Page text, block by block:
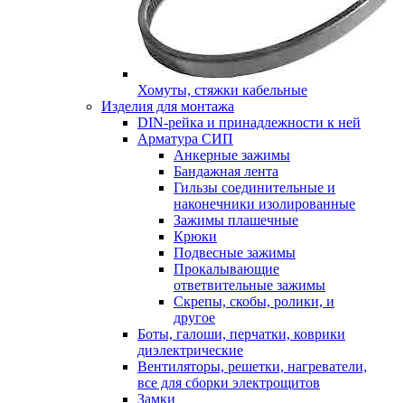
Хомуты, стяжки кабельные
Изделия для монтажа
DIN-рейка и принадлежности к ней
Арматура СИП
Анкерные зажимы
Бандажная лента
Гильзы соединительные и
наконечники изолированные
Зажимы плашечные
Крюки
Подвесные зажимы
Прокалывающие
ответвительные зажимы
Скрепы, скобы, ролики, и
другое
Боты, галоши, перчатки, коврики
диэлектрические
Вентиляторы, решетки, нагреватели,
все для сборки электрощитов
Замки